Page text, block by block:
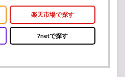
楽天市場で探す
7netで探す